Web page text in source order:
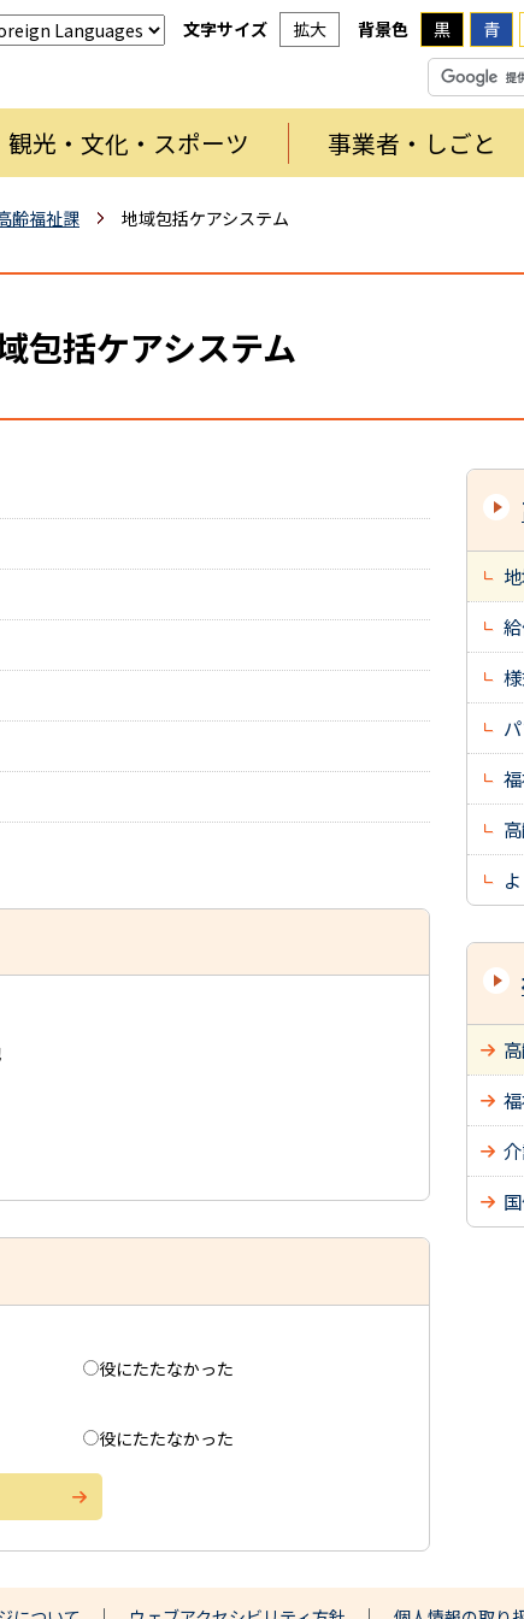
文字サイズ 拡大 背景色 黒 青
観光・文化・スポーツ 事業者・しごと
齢福祉課 地域包括ケアシステム
包括ケアシステム
役にたたなかった
役にたたなかった